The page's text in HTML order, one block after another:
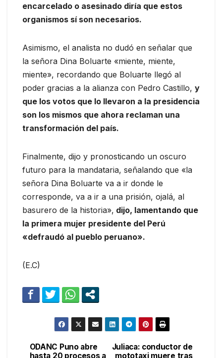
encarcelado o asesinado diría que estos
organismos sí son necesarios.
Asimismo, el analista no dudó en señalar que
la señora Dina Boluarte «miente, miente,
miente», recordando que Boluarte llegó al
poder gracias a la alianza con Pedro Castillo, y
que los votos que lo llevaron a la presidencia
son los mismos que ahora reclaman una
transformación del país.
Finalmente, dijo y pronosticando un oscuro
futuro para la mandataria, señalando que «la
señora Dina Boluarte va a ir donde le
corresponde, va a ir a una prisión, ojalá, al
basurero de la historia», dijo, lamentando que
la primera mujer presidente del Perú
«defraudó al pueblo peruano».
(E.C)
Navegación
Juliaca: conductor de
mototaxi muere tras
ODANC Puno abre
hasta 20 procesos a